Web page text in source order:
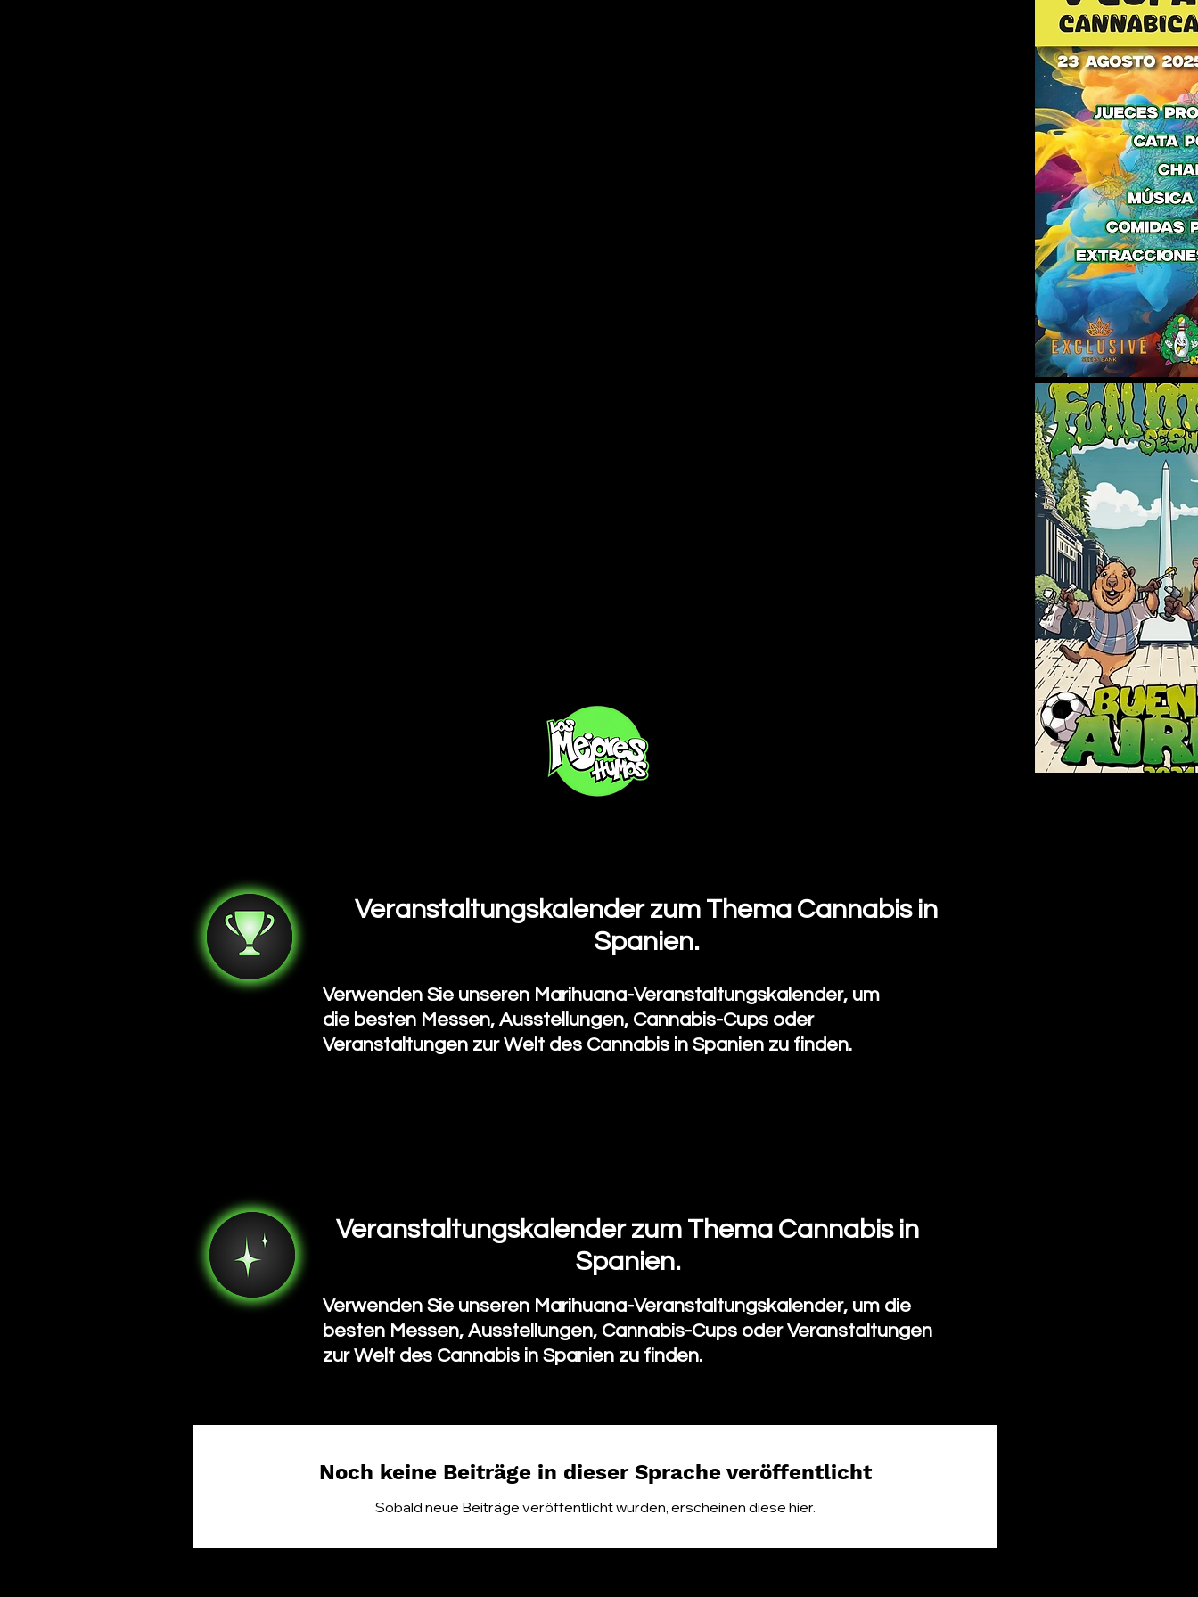
Veranstaltungskalender zum Thema Cannabis in
Spanien.
Verwenden Sie unseren Marihuana-Veranstaltungskalender, um
die besten Messen, Ausstellungen, Cannabis-Cups oder
Veranstaltungen zur Welt des Cannabis in Spanien zu finden.
Veranstaltungskalender zum Thema Cannabis in
Spanien.
Verwenden Sie unseren Marihuana-Veranstaltungskalender, um die
besten Messen, Ausstellungen, Cannabis-Cups oder Veranstaltungen
zur Welt des Cannabis in Spanien zu finden.
Noch keine Beiträge in dieser Sprache veröffentlicht
Sobald neue Beiträge veröffentlicht wurden, erscheinen diese hier.